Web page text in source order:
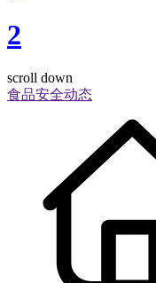
2
scroll down
食品安全动态